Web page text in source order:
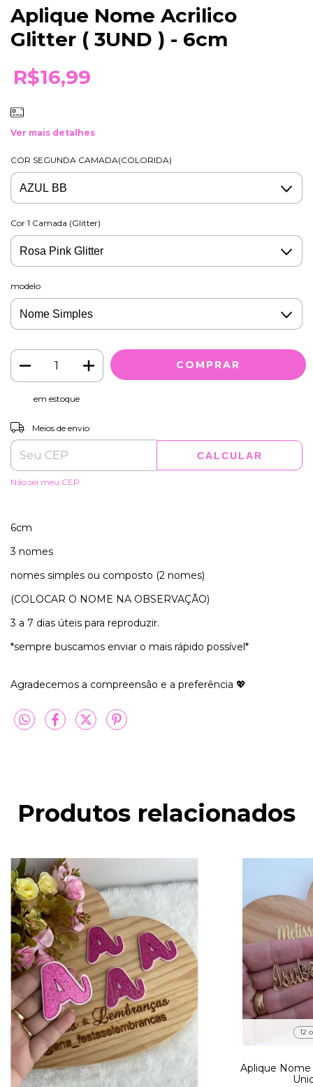
Aplique Nome Acrilico
Glitter ( 3UND ) - 6cm
R$16,99
Ver mais detalhes
COR SEGUNDA CAMADA(COLORIDA)
Cor 1 Camada (Glitter)
modelo
em estoque
Entregas para o CEP:
Meios de envio
CALCULAR
Não sei meu CEP
6cm
3 nomes
nomes simples ou composto (2 nomes)
(COLOCAR O NOME NA OBSERVAÇÃO)
3 a 7 dias úteis para reproduzir.
*sempre buscamos enviar o mais rápido possível*
Agradecemos a compreensão e a preferência 💖
Produtos relacionados
12
Aplique Nome